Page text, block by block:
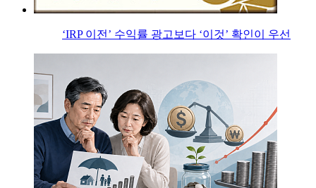
‘IRP 이전’ 수익률 광고보다 ‘이것’ 확인이 우선